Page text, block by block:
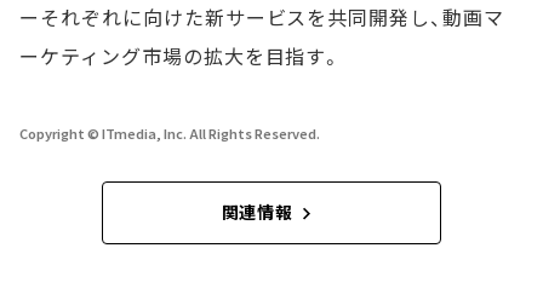
ーそれぞれに向けた新サービスを共同開発し、動画マ
ーケティング市場の拡大を目指す。
Copyright © ITmedia, Inc. All Rights Reserved.
関連情報